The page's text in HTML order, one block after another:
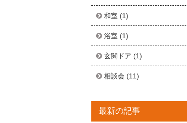
和室 (1)
浴室 (1)
玄関ドア (1)
相談会 (11)
最新の記事